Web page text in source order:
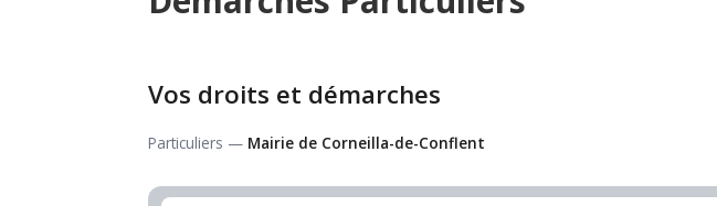
Vos droits et démarches
Particuliers — Mairie de Corneilla-de-Conflent